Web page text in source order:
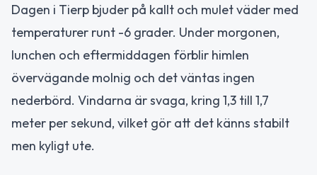
Dagen i Tierp bjuder på kallt och mulet väder med
temperaturer runt -6 grader. Under morgonen,
lunchen och eftermiddagen förblir himlen
övervägande molnig och det väntas ingen
nederbörd. Vindarna är svaga, kring 1,3 till 1,7
meter per sekund, vilket gör att det känns stabilt
men kyligt ute.